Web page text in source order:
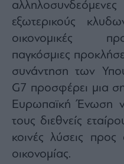
Εγγραφείτε
στο
Newsletter
του
mononews.gr
submitting
your
email,
you
to
εξωτερικούς
οικονομικές
παγκόσμιες
συνάντηση των
G7 προσφέρει μια
Ευρωπαϊκή Ένωση
τους διεθνείς
κοινές λύσεις
οικονομίας.